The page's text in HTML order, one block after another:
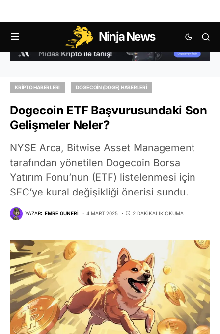
Ninja News
KRIPTO HABERLERI DOGECOIN (DOGE) HABERLERI
Dogecoin ETF Başvurusundaki Son
Gelişmeler Neler?
NYSE Arca, Bitwise Asset Management
tarafından yönetilen Dogecoin Borsa
Yatırım Fonu’nun (ETF) listelenmesi için
SEC’ye kural değişikliği önerisi sundu.
YAZAR: EMRE GUNERI 4 MART 2025 2 DAKIKALIK OKUMA